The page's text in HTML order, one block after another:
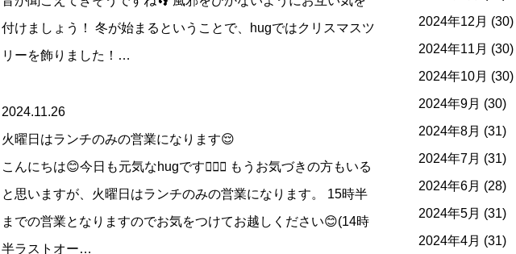
付けましょう！ 冬が始まるということで、hugではクリスマスツ
リーを飾りました！…
2024.11.26
火曜日はランチのみの営業になります😌
こんにちは😊今日も元気なhugです🤸🏻‍♂️ もうお気づきの方もいる
と思いますが、火曜日はランチのみの営業になります。 15時半
までの営業となりますのでお気をつけてお越しください😊(14時
半ラストオー…
2024年12月 (30)
2024年11月 (30)
2024年10月 (30)
2024年9月 (30)
2024年8月 (31)
2024年7月 (31)
2024年6月 (28)
2024年5月 (31)
2024年4月 (31)